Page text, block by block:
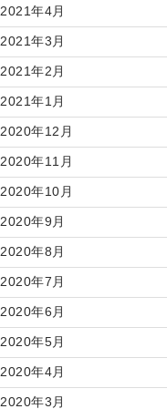
2021年4月
2021年3月
2021年2月
2021年1月
2020年12月
2020年11月
2020年10月
2020年9月
2020年8月
2020年7月
2020年6月
2020年5月
2020年4月
2020年3月